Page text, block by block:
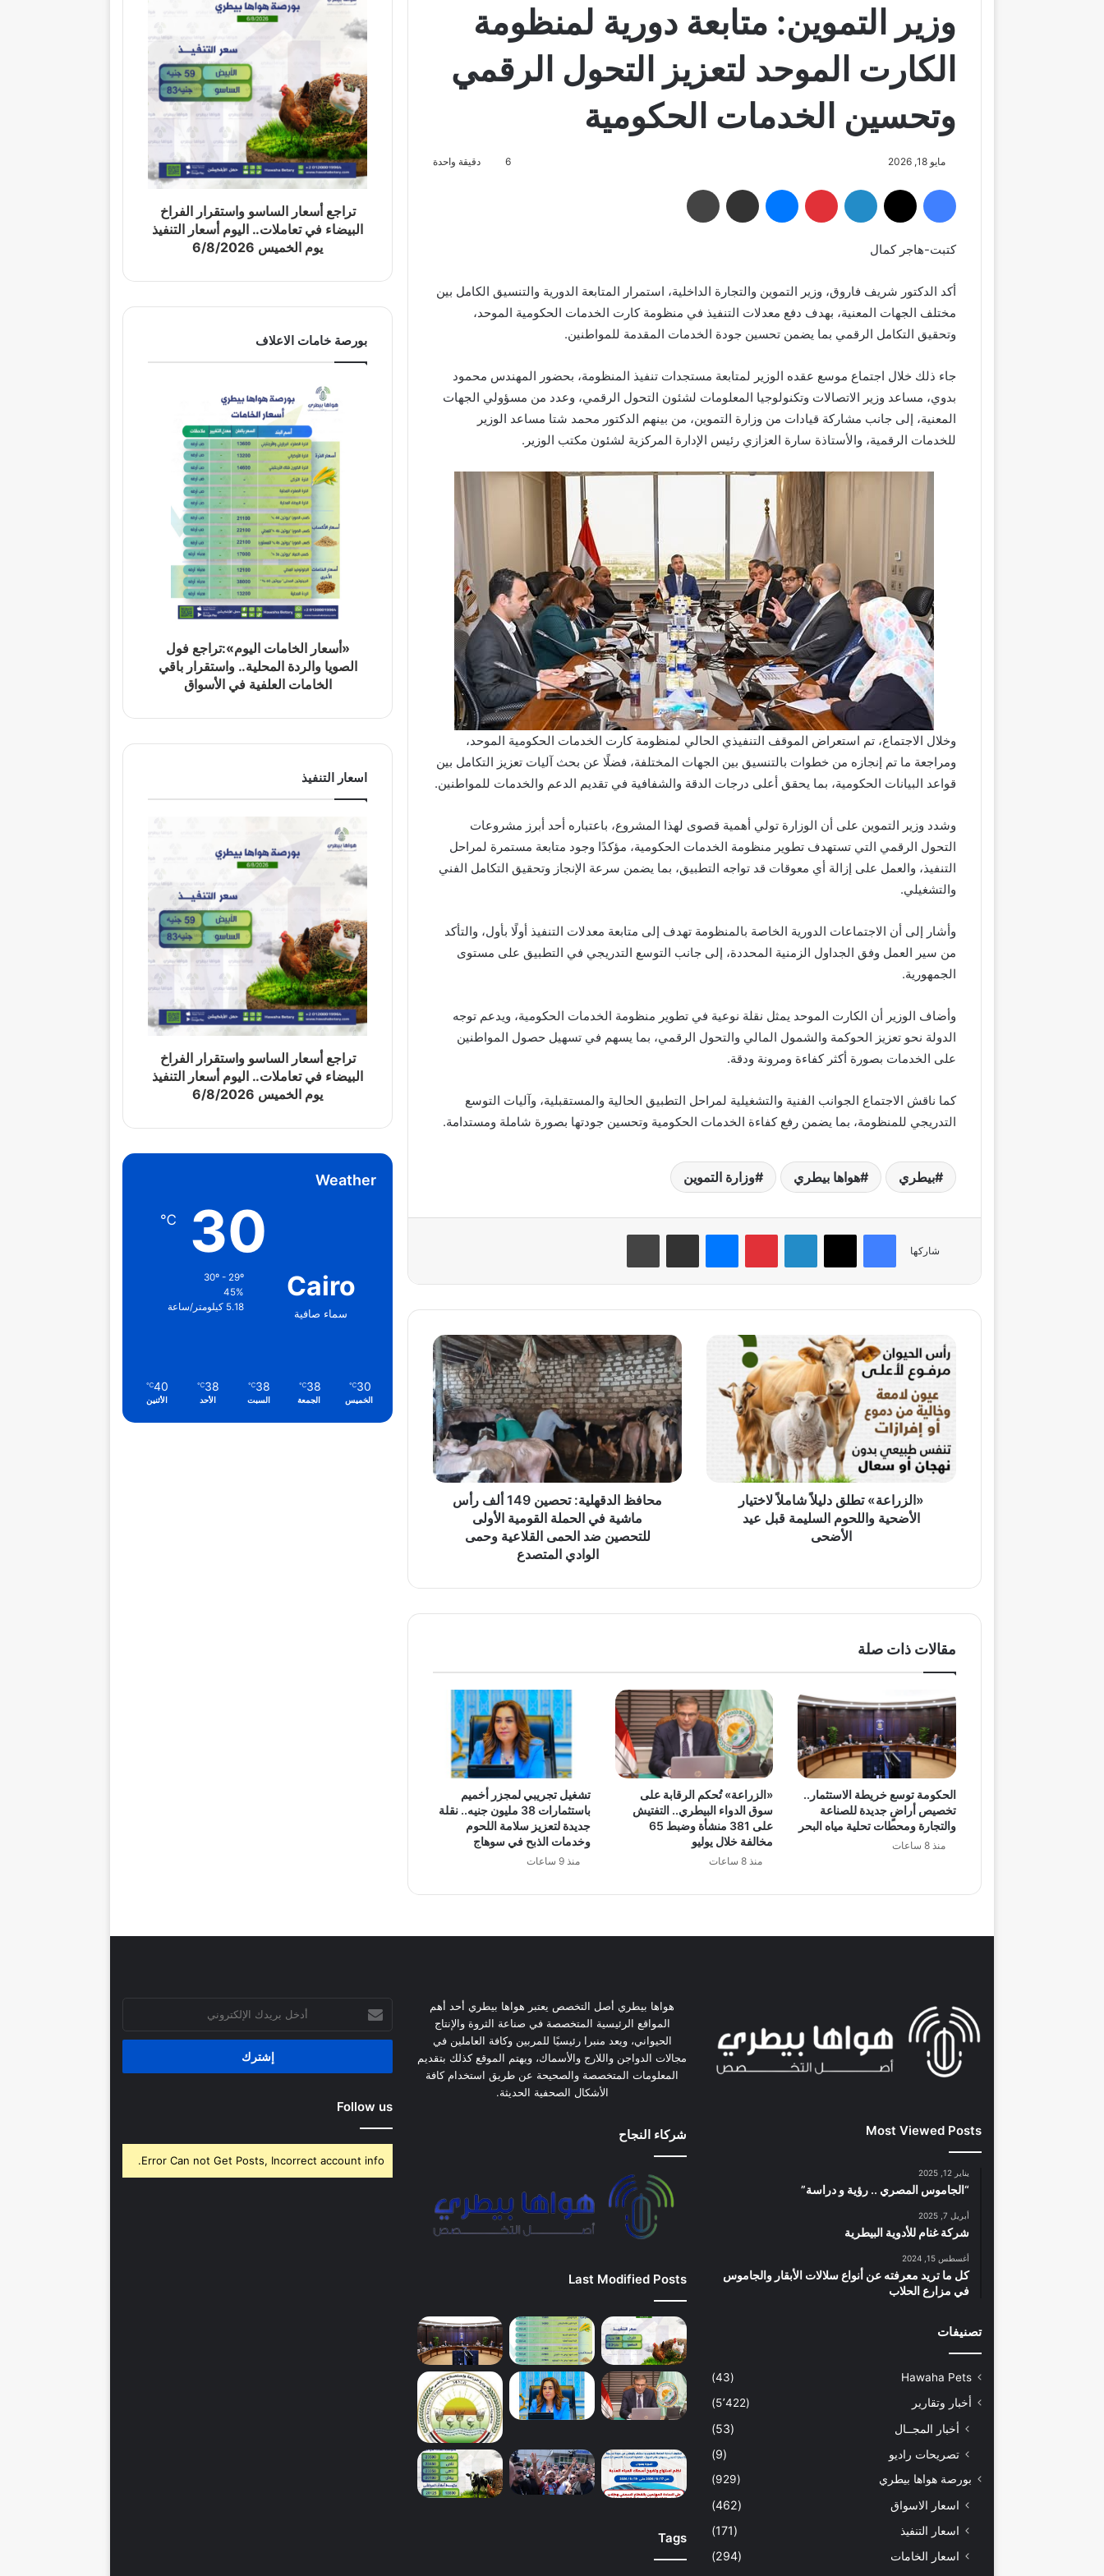
وزير التموين: متابعة دورية لمنظومة
الكارت الموحد لتعزيز التحول الرقمي
وتحسين الخدمات الحكومية
مايو 18, 2026 6 دقيقة واحدة
فيسبوك لينكدإن بينتيريست ماسنجر مشاركة عبر البريد
كتبت-هاجر كمال
أكد الدكتور شريف فاروق، وزير التموين والتجارة الداخلية، استمرار المتابعة الدورية والتنسيق الكامل بين
مختلف الجهات المعنية، بهدف دفع معدلات التنفيذ في منظومة كارت الخدمات الحكومية الموحد،
وتحقيق التكامل الرقمي بما يضمن تحسين جودة الخدمات المقدمة للمواطنين.
جاء ذلك خلال اجتماع موسع عقده الوزير لمتابعة مستجدات تنفيذ المنظومة، بحضور المهندس محمود
بدوي، مساعد وزير الاتصالات وتكنولوجيا المعلومات لشئون التحول الرقمي، وعدد من مسؤولي الجهات
المعنية، إلى جانب مشاركة قيادات من وزارة التموين، من بينهم الدكتور محمد شتا مساعد الوزير
للخدمات الرقمية، والأستاذة سارة العزازي رئيس الإدارة المركزية لشئون مكتب الوزير.
وخلال الاجتماع، تم استعراض الموقف التنفيذي الحالي لمنظومة كارت الخدمات الحكومية الموحد،
ومراجعة ما تم إنجازه من خطوات بالتنسيق بين الجهات المختلفة، فضلًا عن بحث آليات تعزيز التكامل بين
قواعد البيانات الحكومية، بما يحقق أعلى درجات الدقة والشفافية في تقديم الدعم والخدمات للمواطنين.
وشدد وزير التموين على أن الوزارة تولي أهمية قصوى لهذا المشروع، باعتباره أحد أبرز مشروعات
التحول الرقمي التي تستهدف تطوير منظومة الخدمات الحكومية، مؤكدًا وجود متابعة مستمرة لمراحل
التنفيذ، والعمل على إزالة أي معوقات قد تواجه التطبيق، بما يضمن سرعة الإنجاز وتحقيق التكامل الفني
والتشغيلي.
وأشار إلى أن الاجتماعات الدورية الخاصة بالمنظومة تهدف إلى متابعة معدلات التنفيذ أولًا بأول، والتأكد
من سير العمل وفق الجداول الزمنية المحددة، إلى جانب التوسع التدريجي في التطبيق على مستوى
الجمهورية.
وأضاف الوزير أن الكارت الموحد يمثل نقلة نوعية في تطوير منظومة الخدمات الحكومية، ويدعم توجه
الدولة نحو تعزيز الحوكمة والشمول المالي والتحول الرقمي، بما يسهم في تسهيل حصول المواطنين
على الخدمات بصورة أكثر كفاءة ومرونة ودقة.
كما ناقش الاجتماع الجوانب الفنية والتشغيلية لمراحل التطبيق الحالية والمستقبلية، وآليات التوسع
التدريجي للمنظومة، بما يضمن رفع كفاءة الخدمات الحكومية وتحسين جودتها بصورة شاملة ومستدامة.
بيطري هواها بيطري وزارة التموين
شاركها
فيسبوك ‫X لينكدإن بينتيريستماسنجر مشاركة عبر البريد طباعة
«الزراعة»
تطلق
دليلاً
شاملاً
لاختيار
الأضحية
واللحوم
السليمة
«الزراعة» تطلق دليلاً شاملاً لاختيار
الأضحية واللحوم السليمة قبل عيد
الأضحى
محافظ
الدقهلية:
تحصين
149
ألف
رأس
ماشية
في
الحملة
القومية
للتحصين
الوادي
محافظ الدقهلية: تحصين 149 ألف رأس
ماشية في الحملة القومية الأولى
للتحصين ضد الحمى القلاعية وحمى
الوادي المتصدع
مقالات ذات صلة
الحكومة توسع خريطة الاستثمار..
تخصيص أراضٍ جديدة للصناعة
والتجارة ومحطات تحلية مياه البحر
منذ 8 ساعات
«الزراعة» تُحكم الرقابة على
سوق الدواء البيطري.. التفتيش
على 381 منشأة وضبط 65
مخالفة خلال يوليو
منذ 8 ساعات
تشغيل تجريبي لمجزر أخميم
باستثمارات 38 مليون جنيه.. نقلة
جديدة لتعزيز سلامة اللحوم
وخدمات الذبح في سوهاج
منذ 9 ساعات
تراجع أسعار الساسو واستقرار الفراخ
البيضاء في تعاملات.. اليوم أسعار التنفيذ
يوم الخميس 6/8/2026
بورصة خامات الاعلاف
«أسعار الخامات اليوم»:تراجع فول
الصويا والردة المحلية.. واستقرار باقي
الخامات العلفية في الأسواق
اسعار التنفيذ
تراجع أسعار الساسو واستقرار الفراخ
البيضاء في تعاملات.. اليوم أسعار التنفيذ
يوم الخميس 6/8/2026
Weather
Cairo
سماء صافية
30
℃
30º - 29º
45%
5.18 كيلومتر/ساعة
30
℃
الخميس
38
℃
الجمعة
38
℃
السبت
38
℃
الأحد
40
℃
الأثنين
Most Viewed Posts
يناير 12, 2025
“الجاموس المصري .. رؤية و دراسة”
أبريل 7, 2025
شركة غنام للأدوية البيطرية
أغسطس 15, 2024
كل ما تريد معرفته عن أنواع سلالات الأبقار والجاموس
في مزارع الحلاب
تصنيفات
Hawaha Pets
(43)
أخبار وتقارير
(5٬422)
أخبار المجــال
(53)
تصريحات راديو
(9)
بورصة هواها بيطري (929)
اسعار الاسواق
(462)
اسعار التنفيذ
(171)
اسعار الخامات
(294)
هواها بيطري أصل التخصص يعتبر هواها بيطري أحد أهم
المواقع الرئيسية المتخصصة في صناعة الثروة والإنتاج
الحيواني، ويعد منبرا رئيسيًا للمربين وكافة العاملين في
مجالات الدواجن واللارج والأسماك، ويهتم الموقع كذلك بتقديم
المعلومات المتخصصة والصحيحة عن طريق استخدام كافة
الأشكال الصحفية الحديثة.
شركاء النجاح
Last Modified Posts
Tags
بريدك
الإلكتروني
Follow us
Error Can not Get Posts, Incorrect account info.